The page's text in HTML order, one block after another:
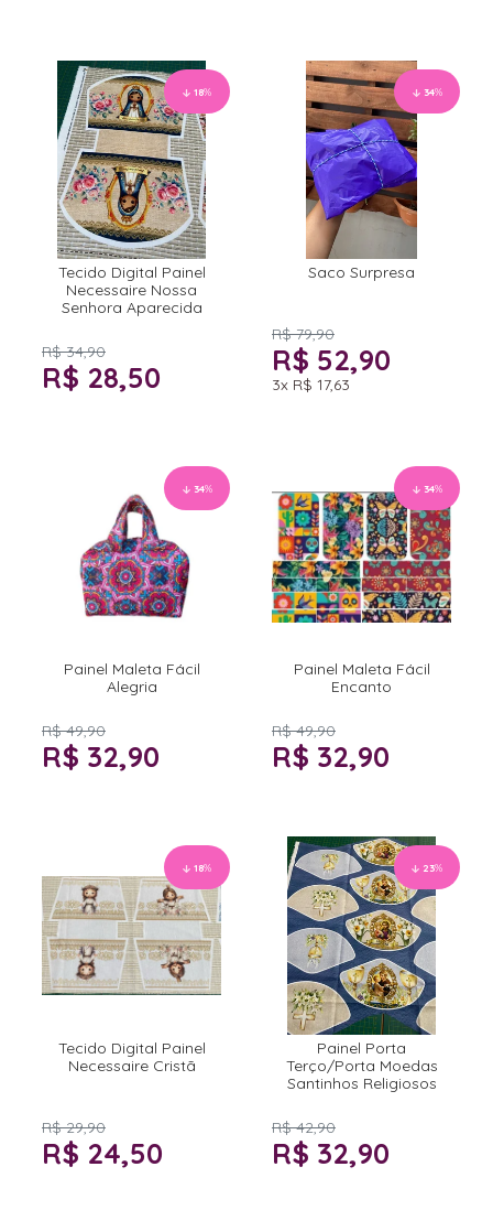
18%
Tecido Digital Painel
Necessaire Nossa
Senhora Aparecida
R$ 34,90
R$ 28,50
34%
Saco Surpresa
R$ 79,90
R$ 52,90
3x R$ 17,63
34%
Painel Maleta Fácil
Alegria
R$ 49,90
R$ 32,90
34%
Painel Maleta Fácil
Encanto
R$ 49,90
R$ 32,90
18%
Tecido Digital Painel
Necessaire Cristã
R$ 29,90
R$ 24,50
23%
Painel Porta
Terço/Porta Moedas
Santinhos Religiosos
R$ 42,90
R$ 32,90